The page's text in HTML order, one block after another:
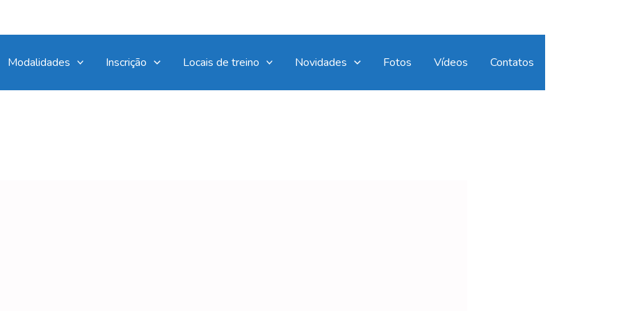
Modalidades Inscrição Locais de treino Novidades Fotos Vídeos Contatos